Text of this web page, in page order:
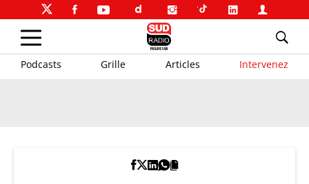
Podcasts Grille Articles Intervenez